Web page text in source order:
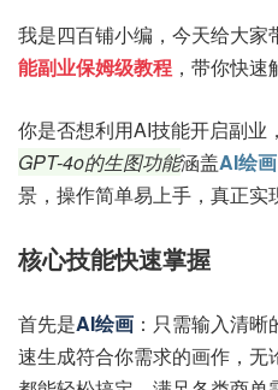
我是四百铺小编，今天给大家
能副业保姆级教程 ，带你快速
你是否想利用AI技能开启副业
GPT-4o的生图功能涵盖AI绘
景，操作简单易上手，真正实
核心技能快速掌握
首先是AI绘画 ：只需输入清
速生成符合你需求的画作，无